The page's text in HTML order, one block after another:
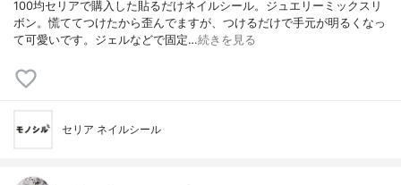
100均セリアで購入した貼るだけネイルシール。ジュエリーミックスリ
ボン。慌ててつけたから歪んでますが、つけるだけで手元が明るくなっ
て可愛いです。ジェルなどで固定…続きを見る
セリア ネイルシール